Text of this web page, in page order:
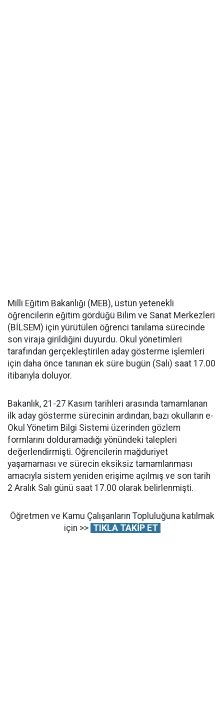
Milli Eğitim Bakanlığı (MEB), üstün yetenekli
öğrencilerin eğitim gördüğü Bilim ve Sanat Merkezleri
(BİLSEM) için yürütülen öğrenci tanılama sürecinde
son viraja girildiğini duyurdu. Okul yönetimleri
tarafından gerçekleştirilen aday gösterme işlemleri
için daha önce tanınan ek süre bugün (Salı) saat 17.00
itibarıyla doluyor.
Bakanlık, 21-27 Kasım tarihleri arasında tamamlanan
ilk aday gösterme sürecinin ardından, bazı okulların e-
Okul Yönetim Bilgi Sistemi üzerinden gözlem
formlarını dolduramadığı yönündeki talepleri
değerlendirmişti. Öğrencilerin mağduriyet
yaşamaması ve sürecin eksiksiz tamamlanması
amacıyla sistem yeniden erişime açılmış ve son tarih
2 Aralık Salı günü saat 17.00 olarak belirlenmişti.
Öğretmen ve Kamu Çalışanların Topluluğuna katılmak
için >> TIKLA TAKİP ET